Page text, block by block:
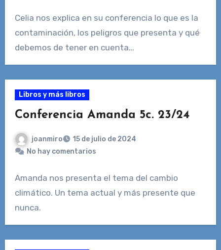
Celia nos explica en su conferencia lo que es la
contaminación, los peligros que presenta y qué
debemos de tener en cuenta…
Libros y más libros
Conferencia Amanda 5c. 23/24
joanmiro
15 de julio de 2024
No hay comentarios
Amanda nos presenta el tema del cambio
climático. Un tema actual y más presente que
nunca.